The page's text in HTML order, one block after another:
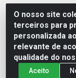
O nosso site
terceiros para
personalizada
relevante de
qualidade do
Aceito
Abreu & Silva -
Olho D'Água